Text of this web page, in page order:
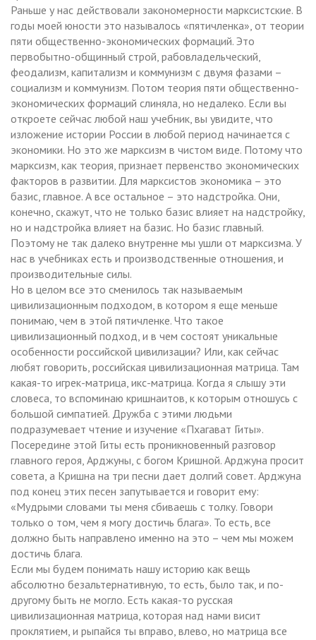
Раньше у нас действовали закономерности марксистские. В
годы моей юности это называлось «пятичленка», от теории
пяти общественно-экономических формаций. Это
первобытно-общинный строй, рабовладельческий,
феодализм, капитализм и коммунизм с двумя фазами –
социализм и коммунизм. Потом теория пяти общественно-
экономических формаций слиняла, но недалеко. Если вы
откроете сейчас любой наш учебник, вы увидите, что
изложение истории России в любой период начинается с
экономики. Но это же марксизм в чистом виде. Потому что
марксизм, как теория, признает первенство экономических
факторов в развитии. Для марксистов экономика – это
базис, главное. А все остальное – это надстройка. Они,
конечно, скажут, что не только базис влияет на надстройку,
но и надстройка влияет на базис. Но базис главный.
Поэтому не так далеко внутренне мы ушли от марксизма. У
нас в учебниках есть и производственные отношения, и
производительные силы.
Но в целом все это сменилось так называемым
цивилизационным подходом, в котором я еще меньше
понимаю, чем в этой пятичленке. Что такое
цивилизационный подход, и в чем состоят уникальные
особенности российской цивилизации? Или, как сейчас
любят говорить, российская цивилизационная матрица. Там
какая-то игрек-матрица, икс-матрица. Когда я слышу эти
словеса, то вспоминаю кришнаитов, к которым отношусь с
большой симпатией. Дружба с этими людьми
подразумевает чтение и изучение «Пхагават Гиты».
Посередине этой Гиты есть проникновенный разговор
главного героя, Арджуны, с богом Кришной. Арджуна просит
совета, а Кришна на три песни дает долгий совет. Арджуна
под конец этих песен запутывается и говорит ему:
«Мудрыми словами ты меня сбиваешь с толку. Говори
только о том, чем я могу достичь блага». То есть, все
должно быть направлено именно на это – чем мы можем
достичь блага.
Если мы будем понимать нашу историю как вещь
абсолютно безальтернативную, то есть, было так, и по-
другому быть не могло. Есть какая-то русская
цивилизационная матрица, которая над нами висит
проклятием, и рыпайся ты вправо, влево, но матрица все